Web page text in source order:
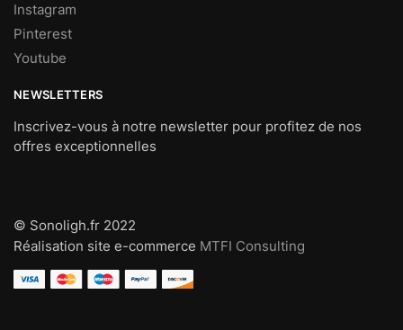
Instagram
Pinterest
Youtube
NEWSLETTERS
Inscrivez-vous à notre newsletter pour profitez de nos
offres exceptionnelles
© Sonoligh.fr 2022
Réalisation site e-commerce MTFI Consulting